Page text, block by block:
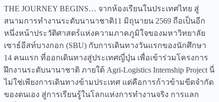
THE JOURNEY BEGINS… จากห้องเรียนในประเทศไทย สู่
สนามการทำงานระดับนานาชาติ11 มิถุนายน 2569 ถือเป็นอีก
หนึ่งหน้าประวัติศาสตร์แห่งความภาคภูมิใจของมหาวิทยาลัย
เซาธ์อีสท์บางกอก (SBU) กับการเดินทางวันแรกของนักศึกษา
14 คนแรก ที่ออกเดินทางสู่ประเทศญี่ปุ่น เพื่อเข้าร่วมโครงการ
ฝึกงานระดับนานาชาติ ภายใต้ Agri-Logistics Internship Project นี่
ไม่ใช่เพียงการเดินทางข้ามประเทศ แต่คือการก้าวข้ามขีดจำกัด
ของตนเอง สู่การเรียนรู้ในโลกแห่งการทำงานจริง การแลก